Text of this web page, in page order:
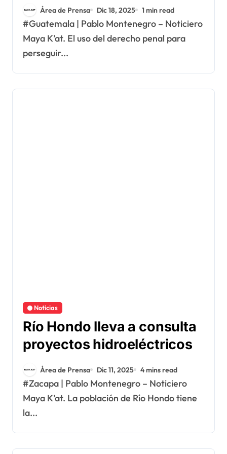
Área de Prensa Dic 18, 2025 1 min read
#Guatemala | Pablo Montenegro – Noticiero
Maya K’at. El uso del derecho penal para
perseguir...
Noticias
Río Hondo lleva a consulta
proyectos hidroeléctricos
Área de Prensa Dic 11, 2025 4 mins read
#Zacapa | Pablo Montenegro – Noticiero
Maya K’at. La población de Río Hondo tiene
la...